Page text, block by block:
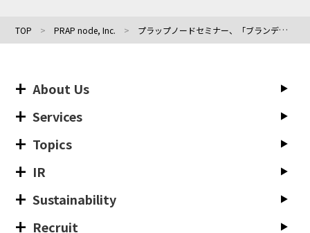
TOP PRAP node, Inc. プラップノードセミナー、「ブランディング」と「危機管理の最適解」〜企業価値を高める攻めと守りの広報戦略〜 11/13(水)開催
About Us
Services
Topics
IR
Sustainability
Recruit